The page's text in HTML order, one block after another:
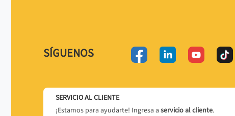
SÍGUENOS
SERVICIO AL CLIENTE
¡Estamos para ayudarte! Ingresa a servicio al cliente.